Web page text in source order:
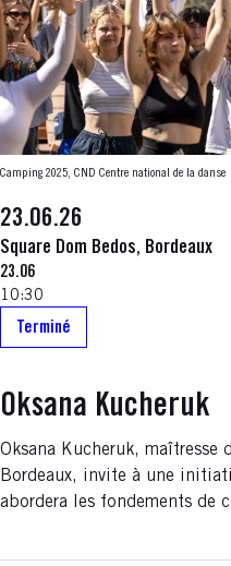
Camping 2025, CND Centre national de la danse
23.06.26
Square Dom Bedos, Bordeaux
23.06
10:30
Terminé
Oksana Kucheruk
Oksana Kucheruk, maîtresse
Bordeaux, invite à une
abordera les fondements de